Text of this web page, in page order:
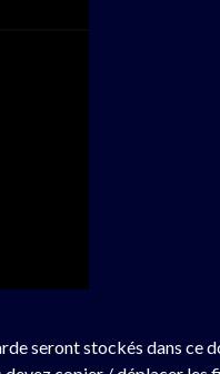
seront stockés dans ce